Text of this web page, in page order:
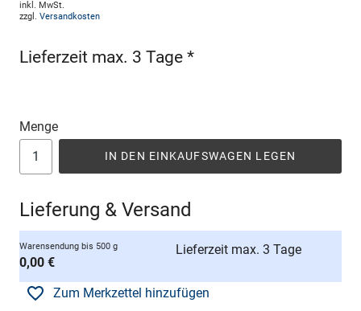
inkl. MwSt.
zzgl. Versandkosten
Lieferzeit max. 3 Tage *
Menge
IN DEN EINKAUFSWAGEN LEGEN
Lieferung & Versand
Warensendung bis 500 g
0,00 €
Lieferzeit max. 3 Tage
Zum Merkzettel hinzufügen